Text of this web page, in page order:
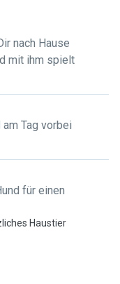
nach Hause
mit ihm spielt
Tag vorbei
für einen
Haustier